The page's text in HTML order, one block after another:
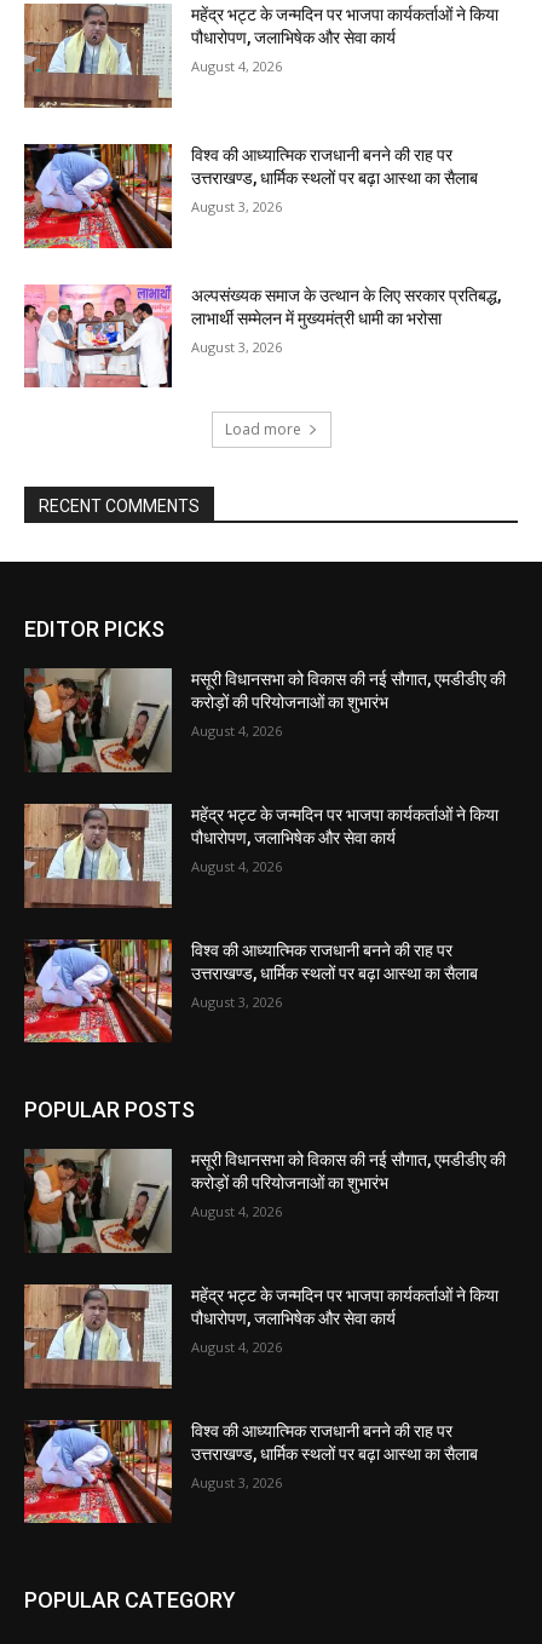
EDITOR PICKS
मसूरी विधानसभा को विकास की नई सौगात, एमडीडीए की
करोड़ों की परियोजनाओं का शुभारंभ
August 4, 2026
महेंद्र भट्ट के जन्मदिन पर भाजपा कार्यकर्ताओं ने किया
पौधारोपण, जलाभिषेक और सेवा कार्य
August 4, 2026
विश्व की आध्यात्मिक राजधानी बनने की राह पर
उत्तराखण्ड, धार्मिक स्थलों पर बढ़ा आस्था का सैलाब
August 3, 2026
POPULAR POSTS
मसूरी विधानसभा को विकास की नई सौगात, एमडीडीए की
करोड़ों की परियोजनाओं का शुभारंभ
August 4, 2026
महेंद्र भट्ट के जन्मदिन पर भाजपा कार्यकर्ताओं ने किया
पौधारोपण, जलाभिषेक और सेवा कार्य
August 4, 2026
विश्व की आध्यात्मिक राजधानी बनने की राह पर
उत्तराखण्ड, धार्मिक स्थलों पर बढ़ा आस्था का सैलाब
August 3, 2026
POPULAR CATEGORY